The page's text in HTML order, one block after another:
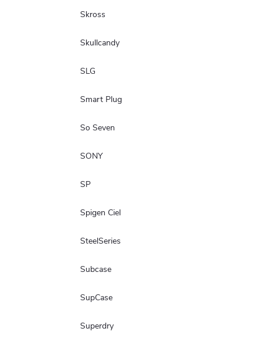
Skross
Skullcandy
SLG
Smart Plug
So Seven
SONY
SP
Spigen Ciel
SteelSeries
Subcase
SupCase
Superdry